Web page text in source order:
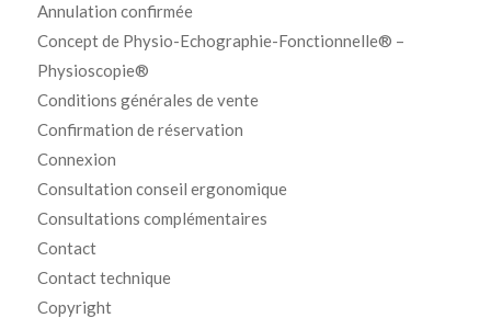
Annulation confirmée
Concept de Physio-Echographie-Fonctionnelle® –
Physioscopie®
Conditions générales de vente
Confirmation de réservation
Connexion
Consultation conseil ergonomique
Consultations complémentaires
Contact
Contact technique
Copyright